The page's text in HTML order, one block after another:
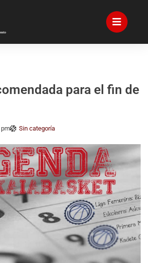
para el fin de
pm Sin categoría